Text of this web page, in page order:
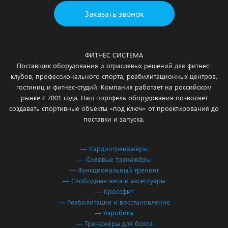
Заказать звонок
ФИТНЕС СИСТЕМА
Поставщик оборудования и отраслевых решений для фитнес-
клубов, профессионального спорта, реабилитационных центров,
гостиниц и фитнес-студий. Компания работает на российском
рынке с 2001 года. Наш портфель оборудования позволяет
создавать спортивные объекты «под ключ» от проектирования до
поставки и запуска.
— Кардиотренажёры
— Силовые тренажёры
— Функциональный тренинг
— Свободные веса и аксессуары
— Кроссфит
— Реабилитация и восстановление
— Аэробика
— Тренажёры для бокса